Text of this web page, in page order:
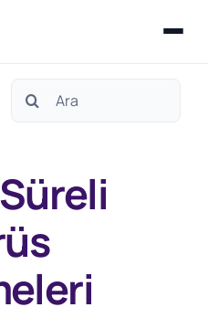
Search